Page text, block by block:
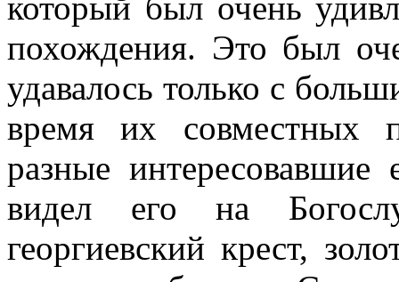
который был очень
похождения. Это был
удавалось только с
время их совместных
разные интересовавшие
видел его на
георгиевский крест,